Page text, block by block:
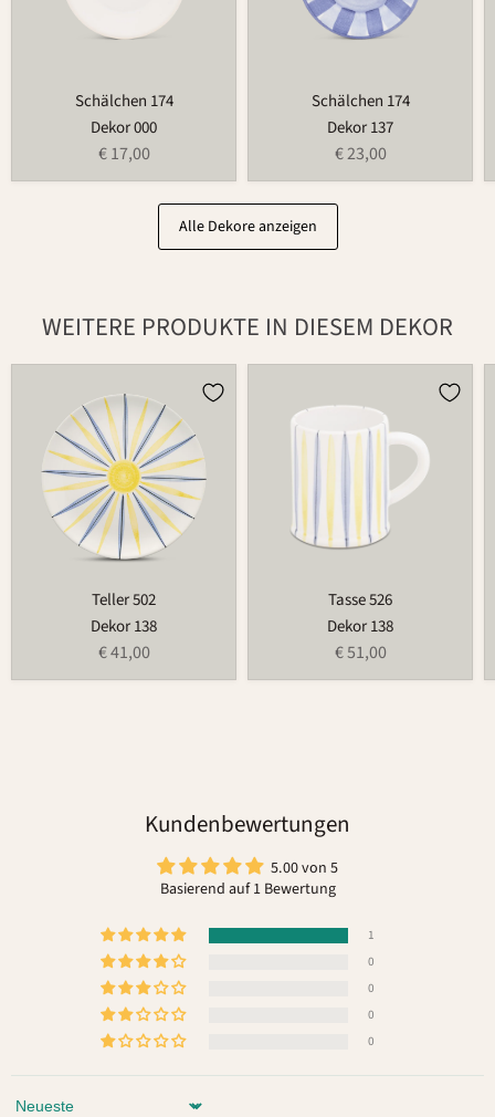
Schälchen 174
Dekor 000
€ 17,00
Schälchen 174
Dekor 137
€ 23,00
Alle Dekore anzeigen
WEITERE PRODUKTE IN DIESEM DEKOR
Teller 502
Dekor 138
€ 41,00
Tasse 526
Dekor 138
€ 51,00
Kundenbewertungen
5.00 von 5
Basierend auf 1 Bewertung
1
0
0
0
0